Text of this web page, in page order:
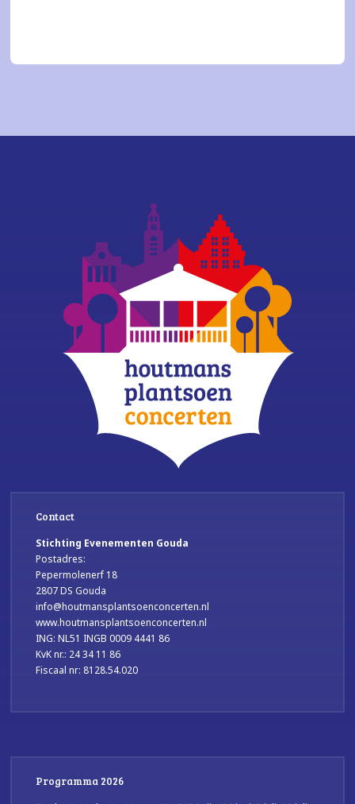
Contact
Stichting Evenementen Gouda
Postadres:
Pepermolenerf 18
2807 DS Gouda
info@houtmansplantsoenconcerten.nl
www.houtmansplantsoenconcerten.nl
ING: NL51 INGB 0009 4441 86
KvK nr.: 24 34 11 86
Fiscaal nr: 8128.54.020
Programma 2026